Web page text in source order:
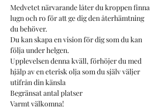
Medvetet närvarande låter du kroppen finna
lugn och ro för att ge dig den återhämtning
du behöver.
Du kan skapa en vision för dig som du kan
följa under helgen.
Upplevelsen denna kväll, förhöjer du med
hjälp av en eterisk olja som du själv väljer
utifrån din känsla
Begränsat antal platser
Varmt välkomna!